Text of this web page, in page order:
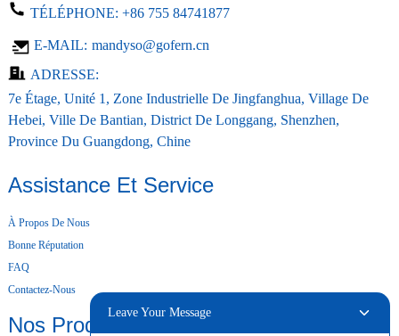
TÉLÉPHONE: +86 755 84741877
E-MAIL: mandyso@gofern.cn
ADRESSE:
7e Étage, Unité 1, Zone Industrielle De Jingfanghua, Village De
Hebei, Ville De Bantian, District De Longgang, Shenzhen,
Province Du Guangdong, Chine
Assistance Et Service
À Propos De Nous
Bonne Réputation
FAQ
Contactez-Nous
Nos Produits
Leave Your Message